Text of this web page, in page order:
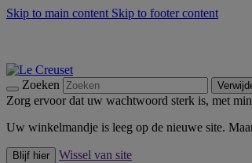
Skip to main content Skip to footer content
Zoeken
Zorg ervoor dat uw wachtwoord sterk is, met
Uw winkelmandje is leeg op de nieuwe site.
Blijf hier
Wissel van site